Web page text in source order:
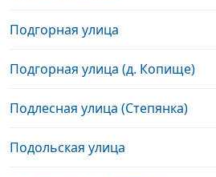
Подгорная улица
Подгорная улица (д. Копище)
Подлесная улица (Степянка)
Подольская улица